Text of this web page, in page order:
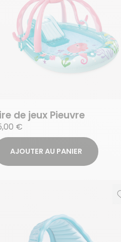
de jeux Pieuvre
€
AJOUTER AU PANIER
favoris
des favoris